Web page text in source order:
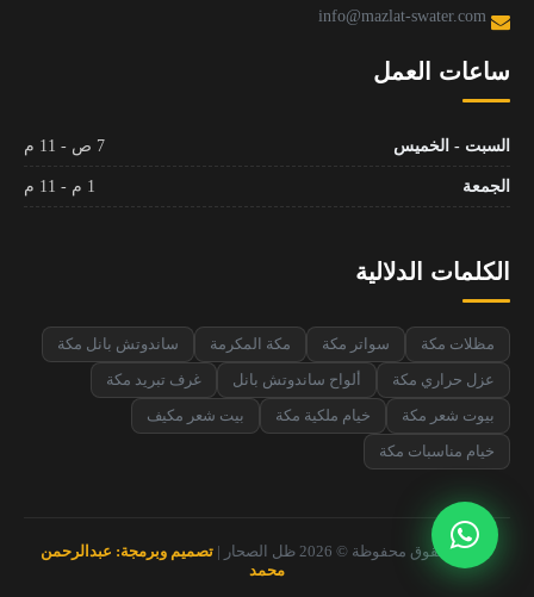
info@mazlat-swater.com
ساعات العمل
السبت - الخميس 7 ص - 11 م
الجمعة 1 م - 11 م
الكلمات الدلالية
مظلات مكة سواتر مكة مكة المكرمة
ساندوتش بانل مكة
عزل حراري مكة
ألواح ساندوتش بانل
غرف تبريد مكة
بيوت شعر مكة
خيام ملكية مكة
بيت شعر مكيف
خيام مناسبات مكة
جميع الحقوق محفوظة © 2026 ظل الصحار |
تصميم وبرمجة: عبدالرحمن
محمد